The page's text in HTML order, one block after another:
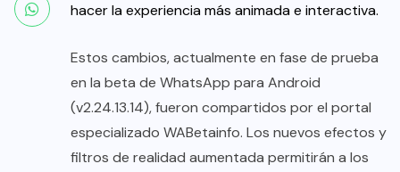
hacer la experiencia más animada e interactiva.
Estos cambios, actualmente en fase de prueba
en la beta de WhatsApp para Android
(v2.24.13.14), fueron compartidos por el portal
especializado WABetainfo. Los nuevos efectos y
filtros de realidad aumentada permitirán a los